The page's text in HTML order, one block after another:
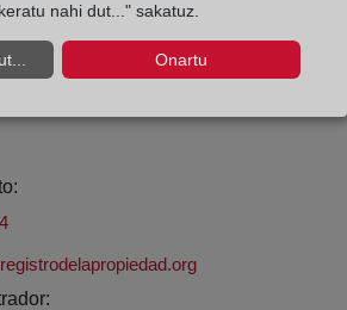
a viernes de 09:00 a 14:00 horas
nahi dut..." sakatuz.
Onartu